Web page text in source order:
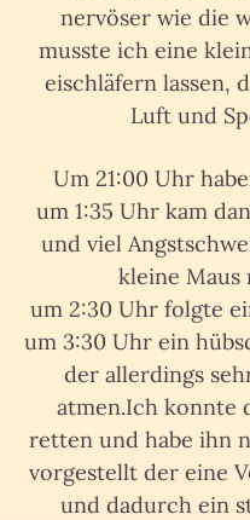
nervöser wie die
musste ich eine
eischläfern lassen,
Luft und
Um 21:00 Uhr
um 1:35 Uhr kam
und viel
kleine Maus
um 2:30 Uhr folgte
um 3:30 Uhr ein
der allerdings
atmen.Ich konnte
retten und habe ihn
vorgestellt der eine
und dadurch ein